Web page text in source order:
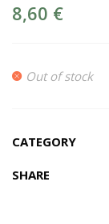
8,60 €
Out of stock
CATEGORY
SHARE